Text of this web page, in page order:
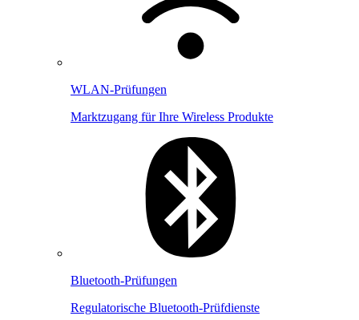
WLAN-Prüfungen
Marktzugang für Ihre Wireless Produkte
Bluetooth-Prüfungen
Regulatorische Bluetooth-Prüfdienste